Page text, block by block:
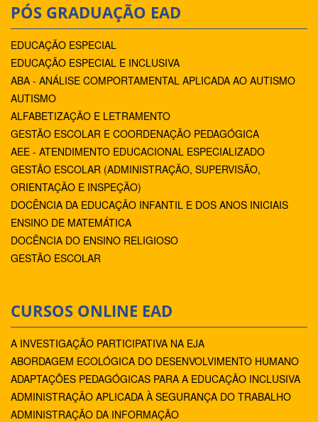
PÓS GRADUAÇÃO EAD
EDUCAÇÃO ESPECIAL
EDUCAÇÃO ESPECIAL E INCLUSIVA
ABA - ANÁLISE COMPORTAMENTAL APLICADA AO AUTISMO
AUTISMO
ALFABETIZAÇÃO E LETRAMENTO
GESTÃO ESCOLAR E COORDENAÇÃO PEDAGÓGICA
AEE - ATENDIMENTO EDUCACIONAL ESPECIALIZADO
GESTÃO ESCOLAR (ADMINISTRAÇÃO, SUPERVISÃO,
ORIENTAÇÃO E INSPEÇÃO)
DOCÊNCIA DA EDUCAÇÃO INFANTIL E DOS ANOS INICIAIS
ENSINO DE MATEMÁTICA
DOCÊNCIA DO ENSINO RELIGIOSO
GESTÃO ESCOLAR
CURSOS ONLINE EAD
A INVESTIGAÇÃO PARTICIPATIVA NA EJA
ABORDAGEM ECOLÓGICA DO DESENVOLVIMENTO HUMANO
ADAPTAÇÕES PEDAGÓGICAS PARA A EDUCAÇÃO INCLUSIVA
ADMINISTRAÇÃO APLICADA À SEGURANÇA DO TRABALHO
ADMINISTRAÇÃO DA INFORMAÇÃO